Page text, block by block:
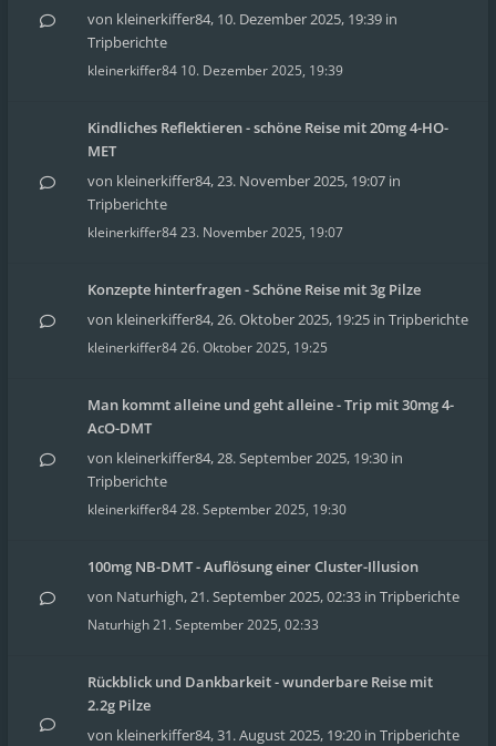
von kleinerkiffer84, 10. Dezember 2025, 19:39 in
Tripberichte
kleinerkiffer84 10. Dezember 2025, 19:39
Kindliches Reflektieren - schöne Reise mit 20mg 4-HO-
MET
von kleinerkiffer84,23. November 2025, 19:07 in
Tripberichte
kleinerkiffer8423. November 2025, 19:07
Konzepte hinterfragen - Schöne Reise mit 3g Pilze
von kleinerkiffer84,26. Oktober 2025, 19:25 in Tripberichte
kleinerkiffer8426. Oktober 2025, 19:25
Man kommt alleine und geht alleine - Trip mit 30mg 4-
AcO-DMT
von kleinerkiffer84,28. September 2025, 19:30 in
Tripberichte
kleinerkiffer8428. September 2025, 19:30
100mg NB-DMT - Auflösung einer Cluster-Illusion
von Naturhigh,21. September 2025, 02:33 in Tripberichte
Naturhigh21. September 2025, 02:33
Rückblick und Dankbarkeit - wunderbare Reise mit
2.2g Pilze
von kleinerkiffer84,31. August 2025, 19:20 in Tripberichte